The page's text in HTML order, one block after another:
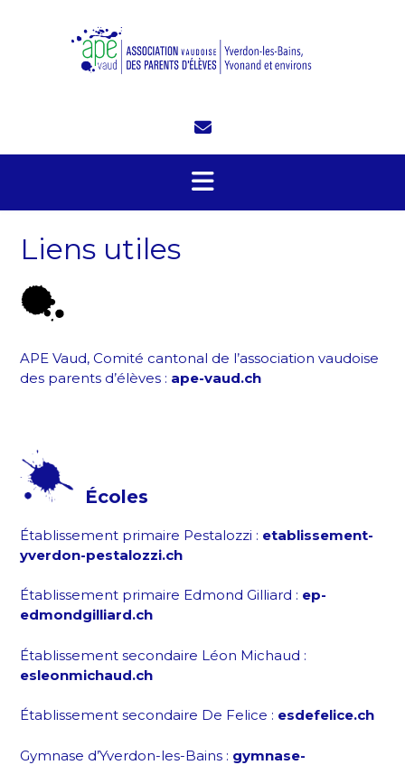
Liens utiles
APE Vaud, Comité cantonal de l’association vaudoise
des parents d’élèves : ape-vaud.ch
Écoles
Établissement primaire Pestalozzi : etablissement-
yverdon-pestalozzi.ch
Établissement primaire Edmond Gilliard : ep-
edmondgilliard.ch
Établissement secondaire Léon Michaud :
esleonmichaud.ch
Établissement secondaire De Felice : esdefelice.ch
Gymnase d’Yverdon-les-Bains : gymnase-